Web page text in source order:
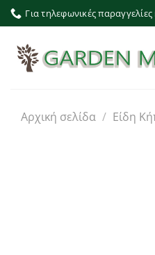
Μετάβαση
στο
περιεχόμενο
Για τηλεφωνικές
Αρχική σελίδα / Είδη